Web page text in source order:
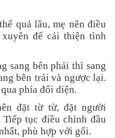
quá lâu, mẹ nên điều
để cải thiện tình
sang bên phải thì sang
bên trái và ngược lại.
phía đối diện.
đặt từ từ, đặt người
tục điều chỉnh đầu
phù hợp với gối.